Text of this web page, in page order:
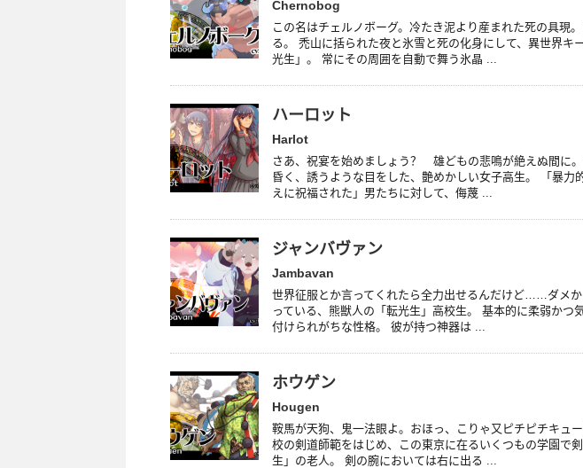
Chernobog
この名はチェルノボーグ。冷たき泥より産まれた死の具現
る。 禿山に括られた夜と氷雪と死の化身にして、異世界キ
光生」。 常にその周囲を自動で舞う氷晶 ...
ハーロット
Harlot
さあ、祝宴を始めましょう？ 雄どもの悲鳴が絶えぬ間に。
昏く、誘うような目をした、艶めかしい女子高生。 「暴力
えに祝福された」男たちに対して、侮蔑 ...
ジャンバヴァン
Jambavan
世界征服とか言ってくれたら全力出せるんだけど……ダメ
っている、熊獣人の「転光生」高校生。 基本的に柔弱かつ
付けられがちな性格。 彼が持つ神器は ...
ホウゲン
Hougen
鞍馬が天狗、鬼一法眼よ。おほっ、こりゃ又ピチピチキュ
校の剣道師範をはじめ、この東京に在るいくつもの学園で
生」の老人。 剣の腕においては右に出る ...